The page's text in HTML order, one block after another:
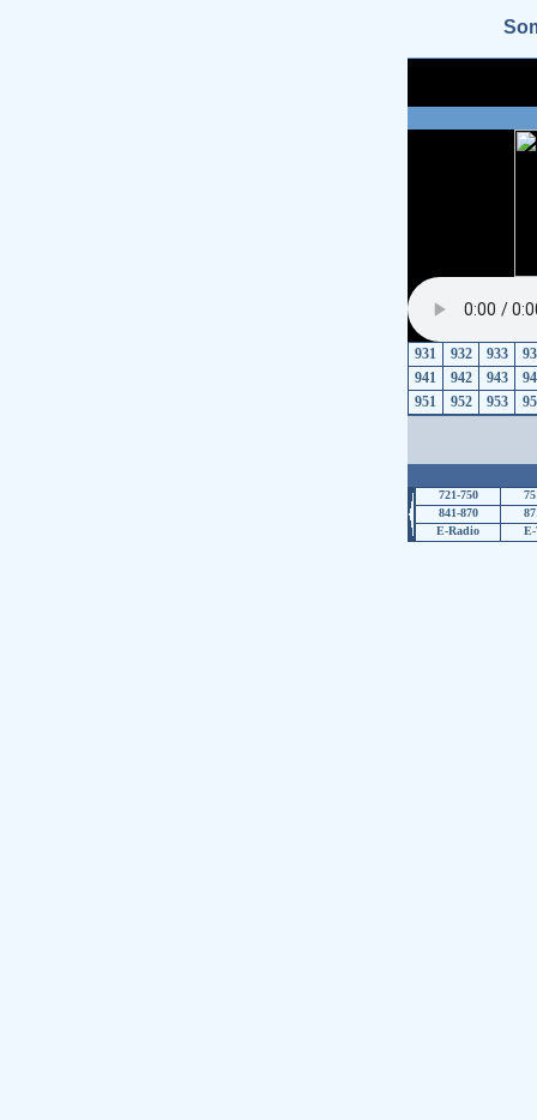
931 932 933
941
942 943
951
952 953
721-750
841-870
E-Radio